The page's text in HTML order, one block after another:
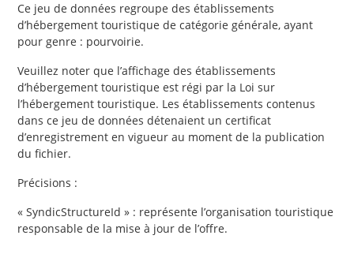
Ce jeu de données regroupe des établissements
d’hébergement touristique de catégorie générale, ayant
pour genre : pourvoirie.
Veuillez noter que l’affichage des établissements
d’hébergement touristique est régi par la Loi sur
l’hébergement touristique. Les établissements contenus
dans ce jeu de données détenaient un certificat
d’enregistrement en vigueur au moment de la publication
du fichier.
Précisions :
« SyndicStructureId » : représente l’organisation touristique
responsable de la mise à jour de l’offre.